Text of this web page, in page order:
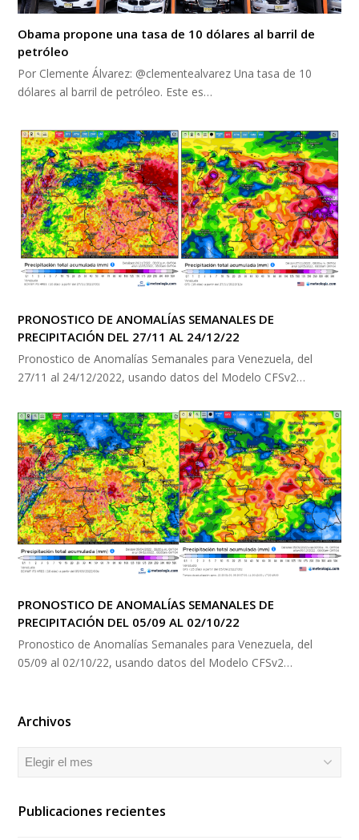
Obama propone una tasa de 10 dólares al barril de
petróleo
Por Clemente Álvarez: @clementealvarez Una tasa de 10
dólares al barril de petróleo. Este es…
PRONOSTICO DE ANOMALÍAS SEMANALES DE
PRECIPITACIÓN DEL 27/11 AL 24/12/22
Pronostico de Anomalías Semanales para Venezuela, del
27/11 al 24/12/2022, usando datos del Modelo CFSv2…
PRONOSTICO DE ANOMALÍAS SEMANALES DE
PRECIPITACIÓN DEL 05/09 AL 02/10/22
Pronostico de Anomalías Semanales para Venezuela, del
05/09 al 02/10/22, usando datos del Modelo CFSv2…
Archivos
Archivos
Publicaciones recientes